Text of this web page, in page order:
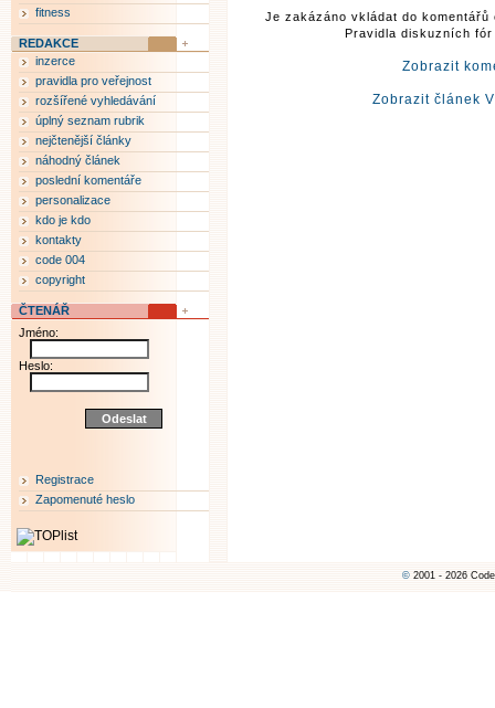
Je zakázáno vkládat do
Pravidla diskuzních
Zobrazit
Zobrazit článek
fitness
REDAKCE
inzerce
pravidla pro veřejnost
rozšířené vyhledávání
úplný seznam rubrik
nejčtenější články
náhodný článek
poslední komentáře
personalizace
kdo je kdo
kontakty
code 004
copyright
ČTENÁŘ
Jméno:
Heslo:
Registrace
Zapomenuté heslo
© 2001 - 2026